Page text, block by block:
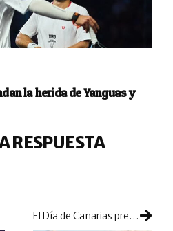
la herida de Yanguas y
RESPUESTA
El Día de Canarias presentará una celebración de pádel por todo lo alto